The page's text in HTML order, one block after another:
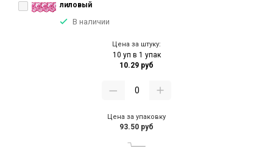
лиловый
В наличии
Цена за штуку:
10 уп в 1 упак
10.29 руб
Цена за упаковку
93.50 руб